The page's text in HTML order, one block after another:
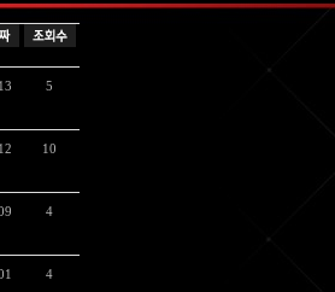
5
10
4
4